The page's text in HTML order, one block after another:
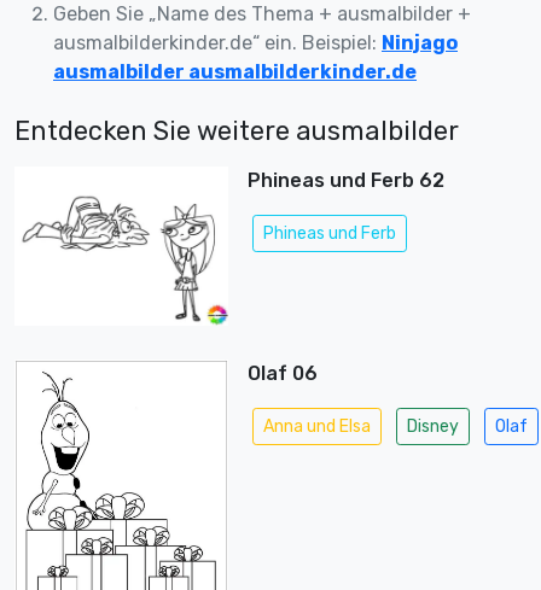
Geben Sie „Name des Thema + ausmalbilder +
ausmalbilderkinder.de“ ein. Beispiel: Ninjago
ausmalbilder ausmalbilderkinder.de
Entdecken Sie weitere ausmalbilder
Phineas und Ferb 62
Phineas und Ferb
Olaf 06
Anna und Elsa Disney Olaf